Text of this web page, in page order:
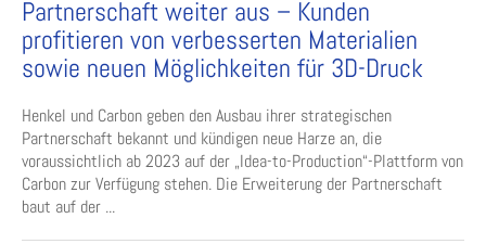
Partnerschaft weiter aus – Kunden
profitieren von verbesserten Materialien
sowie neuen Möglichkeiten für 3D-Druck
Henkel und Carbon geben den Ausbau ihrer strategischen
Partnerschaft bekannt und kündigen neue Harze an, die
voraussichtlich ab 2023 auf der „Idea-to-Production“-Plattform von
Carbon zur Verfügung stehen. Die Erweiterung der Partnerschaft
baut auf der ...